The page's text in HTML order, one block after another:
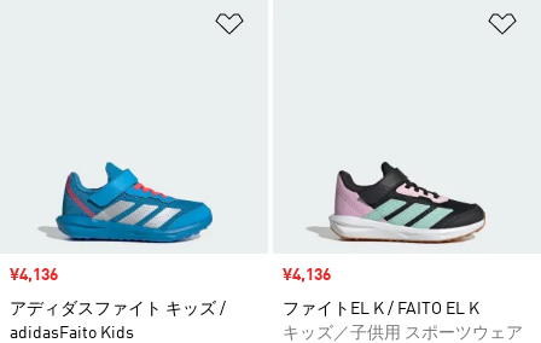
セール価格
¥4,136
アディダスファイト キッズ /
adidasFaito Kids
セール価格
¥4,136
ファイトEL K / FAITO EL K
キッズ／子供用 スポーツウェア